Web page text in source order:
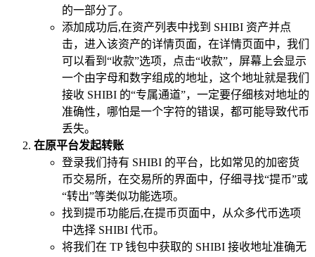
的一部分了。
添加成功后,在资产列表中找到 SHIBI 资产并点
击，进入该资产的详情页面，在详情页面中，我们
可以看到“收款”选项，点击“收款”，屏幕上会显示
一个由字母和数字组成的地址，这个地址就是我们
接收 SHIBI 的“专属通道”，一定要仔细核对地址的
准确性，哪怕是一个字符的错误，都可能导致代币
丢失。
在原平台发起转账
登录我们持有 SHIBI 的平台，比如常见的加密货
币交易所，在交易所的界面中，仔细寻找“提币”或
“转出”等类似功能选项。
找到提币功能后,在提币页面中，从众多代币选项
中选择 SHIBI 代币。
将我们在 TP 钱包中获取的 SHIBI 接收地址准确无